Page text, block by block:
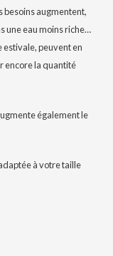
besoins augmentent,
une eau moins riche…
estivale, peuvent en
encore la quantité
également le
à votre taille